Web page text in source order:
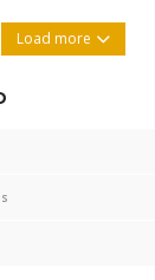
Load more